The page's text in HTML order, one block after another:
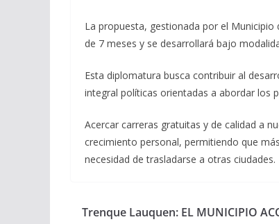
La propuesta, gestionada por el
de 7 meses y se desarrollará bajo
Esta diplomatura busca contribuir al
integral políticas orientadas a abordar los
Acercar carreras gratuitas y de calidad a
crecimiento personal, permitiendo que
necesidad de trasladarse a otras ciudades.
Trenque Lauquen: EL MUNICIPIO